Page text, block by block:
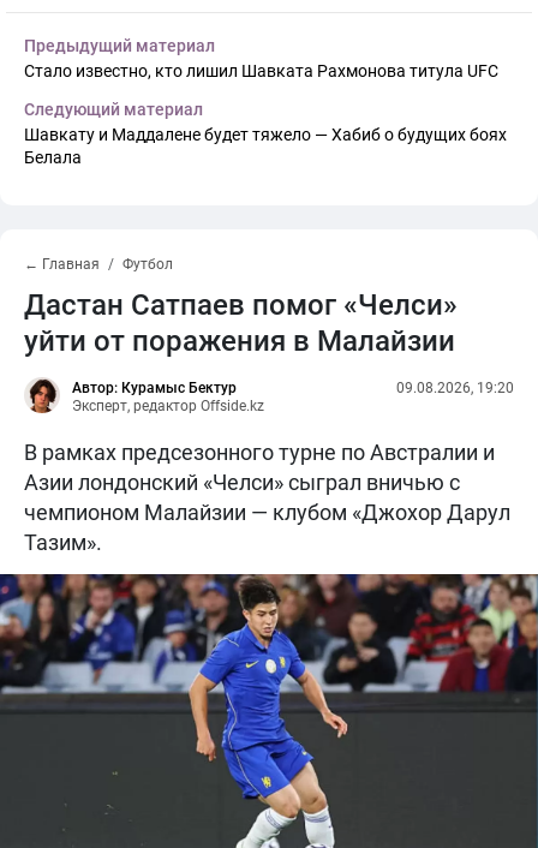
Предыдущий материал
Стало известно, кто лишил Шавката Рахмонова титула UFC
Следующий материал
Шавкату и Маддалене будет тяжело — Хабиб о будущих боях
Белала
← Главная Футбол
Дастан Сатпаев помог «Челси»
уйти от поражения в Малайзии
Автор: Курамыс Бектур
Эксперт, редактор Offside.kz
09.08.2026, 19:20
В рамках предсезонного турне по Австралии и
Азии лондонский «Челси» сыграл вничью с
чемпионом Малайзии — клубом «Джохор Дарул
Тазим».